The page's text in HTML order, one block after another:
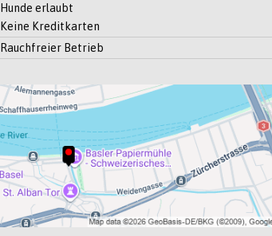
Hunde erlaubt
Keine Kreditkarten
Rauchfreier Betrieb